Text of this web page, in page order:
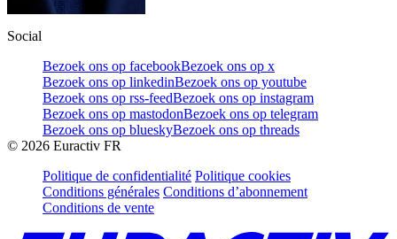
Social
Bezoek ons op facebookBezoek ons op x
Bezoek ons op linkedinBezoek ons op youtube
Bezoek ons op rss-feedBezoek ons op instagram
Bezoek ons op mastodonBezoek ons op telegram
Bezoek ons op blueskyBezoek ons op threads
© 2026 Euractiv FR
Politique de confidentialité Politique cookies
Conditions générales Conditions d’abonnement
Conditions de vente